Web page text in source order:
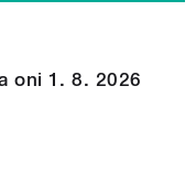
oni 1. 8. 2026